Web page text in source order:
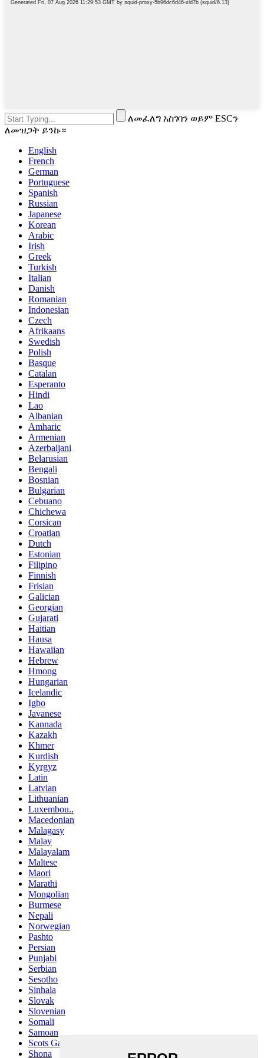
ለመፈለግ አስገባን ወይም ESCን
ለመዝጋት ይንኩ።
English
French
German
Portuguese
Spanish
Russian
Japanese
Korean
Arabic
Irish
Greek
Turkish
Italian
Danish
Romanian
Indonesian
Czech
Afrikaans
Swedish
Polish
Basque
Catalan
Esperanto
Hindi
Lao
Albanian
Amharic
Armenian
Azerbaijani
Belarusian
Bengali
Bosnian
Bulgarian
Cebuano
Chichewa
Corsican
Croatian
Dutch
Estonian
Filipino
Finnish
Frisian
Galician
Georgian
Gujarati
Haitian
Hausa
Hawaiian
Hebrew
Hmong
Hungarian
Icelandic
Igbo
Javanese
Kannada
Kazakh
Khmer
Kurdish
Kyrgyz
Latin
Latvian
Lithuanian
Luxembou..
Macedonian
Malagasy
Malay
Malayalam
Maltese
Maori
Marathi
Mongolian
Burmese
Nepali
Norwegian
Pashto
Persian
Punjabi
Serbian
Sesotho
Sinhala
Slovak
Slovenian
Somali
Samoan
Scots Gaelic
Shona